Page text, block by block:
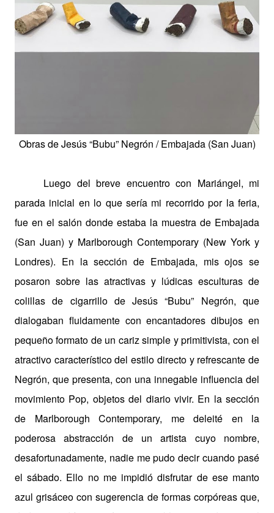
Obras de Jesús “Bubu” Negrón /Embajada (San Juan)
Luego del breve encuentro con Mariángel, mi
parada inicial en lo que sería mi recorrido por la feria,
fue en el salón donde estaba la muestra de Embajada
(San Juan) y Marlborough Contemporary (New York y
Londres). En la sección de Embajada, mis ojos se
posaron sobre las atractivas y lúdicas esculturas de
colillas de cigarrillo de Jesús “Bubu” Negrón, que
dialogaban fluidamente con encantadores dibujos en
pequeño formato de un cariz simple y primitivista, con el
atractivo característico del estilo directo y refrescante de
Negrón, que presenta, con una innegable influencia del
movimiento Pop, objetos del diario vivir. En la sección
de Marlborough Contemporary, me deleité en la
poderosa abstracción de un artista cuyo nombre,
desafortunadamente, nadie me pudo decir cuando pasé
el sábado. Ello no me impidió disfrutar de ese manto
azul grisáceo con sugerencia de formas corpóreas que,